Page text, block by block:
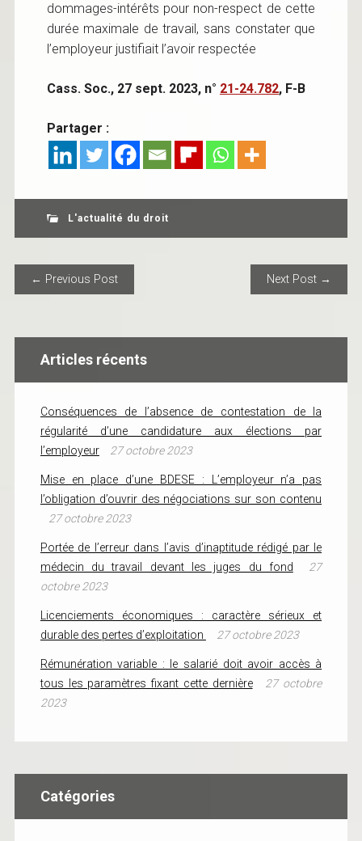
dommages-intérêts pour non-respect de cette
durée maximale de travail, sans constater que
l’employeur justifiait l’avoir respectée
Cass. Soc., 27 sept. 2023, n° 21-24.782, F-B
Partager :
L'actualité du droit
POST NAVIGATION
← Previous Post Next Post →
Articles récents
Conséquences de l’absence de contestation de la
régularité d’une candidature aux élections par
l’employeur
27 octobre 2023
Mise en place d’une BDESE : L’employeur n’a pas
l’obligation d’ouvrir des négociations sur son contenu
27 octobre 2023
Portée de l’erreur dans l’avis d’inaptitude rédigé par le
médecin du travail devant les juges du fond
27
octobre 2023
Licenciements économiques : caractère sérieux et
durable des pertes d’exploitation
27 octobre 2023
Rémunération variable : le salarié doit avoir accès à
tous les paramètres fixant cette dernière
27 octobre
2023
Catégories